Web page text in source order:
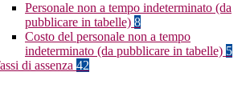
Personale non a tempo indeterminato (da
pubblicare in tabelle) 8
Costo del personale non a tempo
indeterminato (da pubblicare in tabelle) 5
di assenza 42